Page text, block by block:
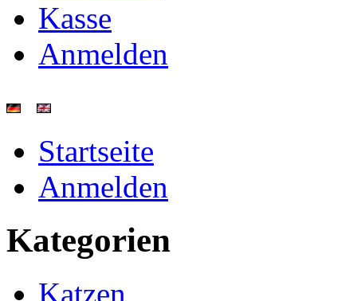
Kasse
Anmelden
Startseite
Anmelden
Kategorien
Katzen